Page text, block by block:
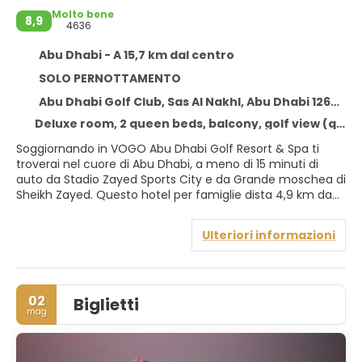
8,9
Molto bene
4636
Abu Dhabi - A 15,7 km dal centro
SOLO PERNOTTAMENTO
Abu Dhabi Golf Club, Sas Al Nakhl, Abu Dhabi 126797
Deluxe room, 2 queen beds, balcony, golf view (queenbed)
Soggiornando in VOGO Abu Dhabi Golf Resort & Spa ti
troverai nel cuore di Abu Dhabi, a meno di 15 minuti di
auto da Stadio Zayed Sports City e da Grande moschea di
Sheikh Zayed. Questo hotel per famiglie dista 4,9 km da
Lasciati coccolare presso la spa, dove ti attendono
massaggi e trattamenti per il viso. Dopo aver migliorato il
tiro sul campo da golf, immergiti in una delle 2 piscine
all'aperto disponibili. Questo hotel dispone, inoltre, di il Wi-
Fi gratuito, servizi di concierge e servizi per matrimoni.
Ulteriori informazioni
02
mag Biglietti